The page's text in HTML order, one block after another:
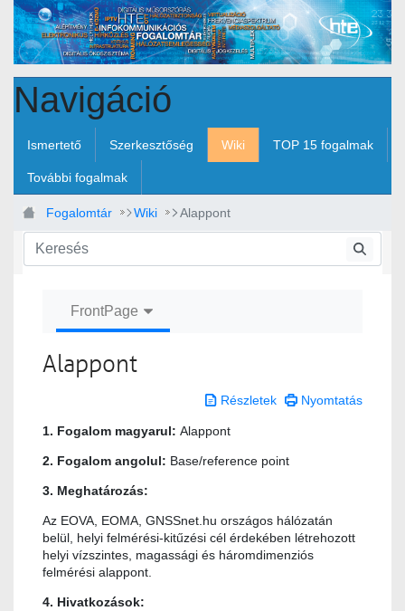
Ugrás a fő tartalomhoz
Navigáció
Ismertető Szerkesztőség Wiki TOP 15 fogalmak
További fogalmak
Fogalomtár Wiki Alappont
FrontPage
Alappont
Részletek Nyomtatás
1. Fogalom magyarul: Alappont
2. Fogalom angolul: Base/reference point
3. Meghatározás:
Az EOVA, EOMA, GNSSnet.hu országos hálózatán
belül, helyi felmérési-kitűzési cél érdekében létrehozott
helyi vízszintes, magassági és háromdimenziós
felmérési alappont.
4. Hivatkozások: